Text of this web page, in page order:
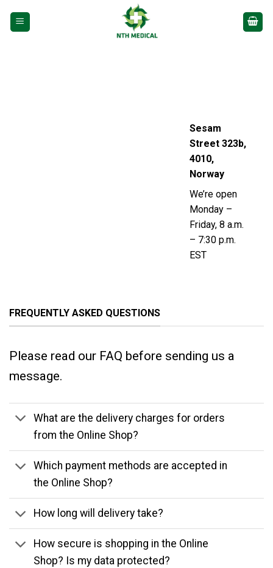
Sesam
Street 323b,
4010,
Norway
We’re open
Monday –
Friday, 8 a.m.
– 7:30 p.m.
EST
FREQUENTLY ASKED QUESTIONS
Please read our FAQ before sending us a
message.
What are the delivery charges for orders
from the Online Shop?
Which payment methods are accepted in
the Online Shop?
How long will delivery take?
How secure is shopping in the Online
Shop? Is my data protected?